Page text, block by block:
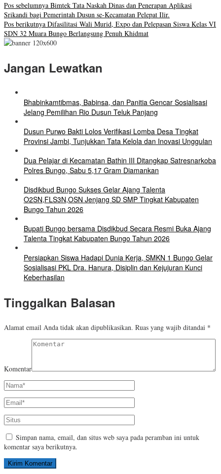
Pos sebelumnya Bimtek Tata Naskah Dinas dan Penerapan Aplikasi
Srikandi bagi Pemerintah Dusun se-Kecamatan Pelepat Ilir.
Pos berikutnya Difasilitasi Wali Murid, Expo dan Pelepasan Siswa Kelas VI
SDN 32 Muara Bungo Berlangsung Penuh Khidmat
Jangan Lewatkan
Bhabinkamtibmas, Babinsa, dan Panitia Gencar Sosialisasi
Jelang Pemilihan Rio Dusun Teluk Panjang
Dusun Purwo Bakti Lolos Verifikasi Lomba Desa Tingkat
Provinsi Jambi, Tunjukkan Tata Kelola dan Inovasi Unggulan
Dua Pelajar di Kecamatan Bathin III Ditangkap Satresnarkoba
Polres Bungo, Sabu 5,17 Gram Diamankan
Disdikbud Bungo Sukses Gelar Ajang Talenta
O2SN,FLS3N,OSN Jenjang SD SMP Tingkat Kabupaten
Bungo Tahun 2026
Bupati Bungo bersama Disdikbud Secara Resmi Buka Ajang
Talenta Tingkat Kabupaten Bungo Tahun 2026
Persiapkan Siswa Hadapi Dunia Kerja, SMKN 1 Bungo Gelar
Sosialisasi PKL Dra. Hanura, Disiplin dan Kejujuran Kunci
Keberhasilan
Tinggalkan Balasan
Alamat email Anda tidak akan dipublikasikan. Ruas yang wajib ditandai *
Komentar
Simpan nama, email, dan situs web saya pada peramban ini untuk
komentar saya berikutnya.